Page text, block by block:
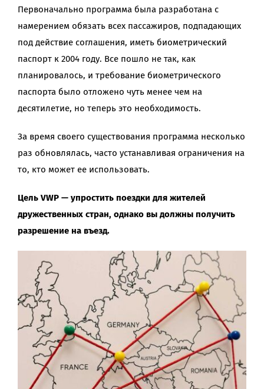
Первоначально программа была разработана с
намерением обязать всех пассажиров, подпадающих
под действие соглашения, иметь биометрический
паспорт к 2004 году. Все пошло не так, как
планировалось, и требование биометрического
паспорта было отложено чуть менее чем на
десятилетие, но теперь это необходимость.
За время своего существования программа несколько
раз обновлялась, часто устанавливая ограничения на
то, кто может ее использовать.
Цель VWP — упростить поездки для жителей
дружественных стран, однако вы должны получить
разрешение на въезд.